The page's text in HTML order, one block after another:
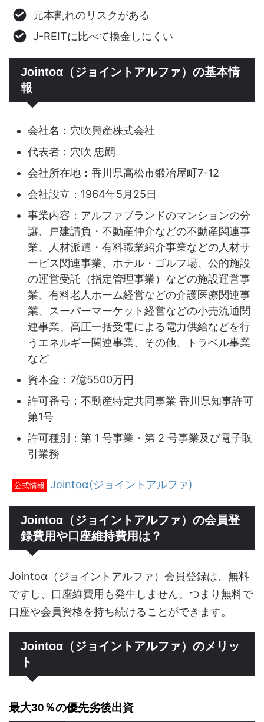
元本割れのリスクがある
J-REITに比べて換金しにくい
Jointoα（ジョイントアルファ）の基本情
報
会社名：穴吹興産株式会社
代表者：穴吹 忠嗣
会社所在地：香川県高松市鍛冶屋町7-12
会社設立：1964年5月25日
事業内容：アルファブランドのマンションの分
譲、戸建請負・不動産仲介などの不動産関連事
業、人材派遣・有料職業紹介事業などの人材サ
ービス関連事業、ホテル・ゴルフ場、公的施設
の運営受託（指定管理事業）などの施設運営事
業、有料老人ホーム経営などの介護医療関連事
業、スーパーマーケット経営などの小売流通関
連事業、高圧一括受電による電力供給などを行
うエネルギー関連事業、その他、トラベル事業
など
資本金：7億5500万円
許可番号：不動産特定共同事業 香川県知事許可
第1号
許可種別：第 1 号事業・第 2 号事業及び電子取
引業務
公式情報 Jointoα(ジョイントアルファ)
Jointoα（ジョイントアルファ）の会員登
録費用や口座維持費用は？
Jointoα（ジョイントアルファ）会員登録は、無料
ですし、口座維費用も発生しません。つまり無料で
口座や会員資格を持ち続けることができます。
Jointoα（ジョイントアルファ）のメリッ
ト
最大30％の優先劣後出資